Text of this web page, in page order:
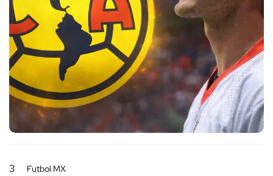
3 Futbol MX